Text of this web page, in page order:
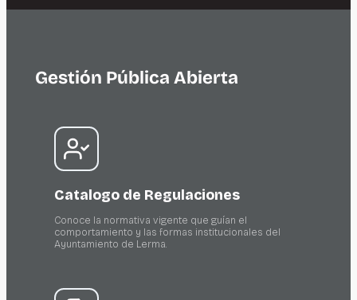
Gestión Pública Abierta
Catalogo de Regulaciones
Conoce la normativa vigente que guían el
comportamiento y las formas institucionales del
Ayuntamiento de Lerma.